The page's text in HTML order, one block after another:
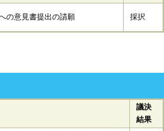
の意見書提出の請願 採択
議決
結果